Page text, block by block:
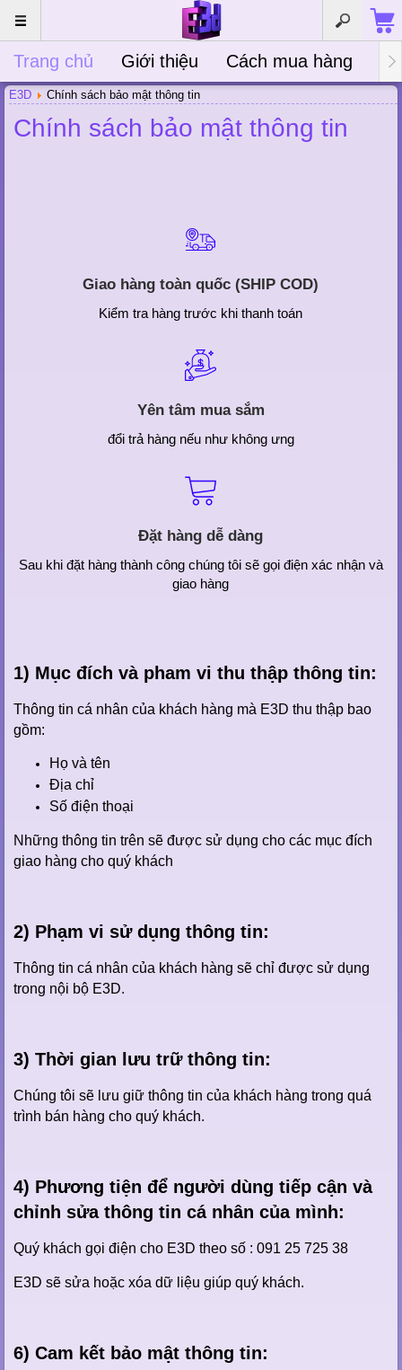
Trang chủ Giới thiệu Cách mua hàng
E3D Chính sách bảo mật thông tin
Chính sách bảo mật thông tin
Giao hàng toàn quốc (SHIP COD)
Kiểm tra hàng trước khi thanh toán
Yên tâm mua sắm
đổi trả hàng nếu như không ưng
Đặt hàng dễ dàng
Sau khi đặt hàng thành công chúng tôi sẽ gọi điện xác nhận và
giao hàng
1) Mục đích và pham vi thu thập thông tin:
Thông tin cá nhân của khách hàng mà E3D thu thập bao
gồm:
Họ và tên
Địa chỉ
Số điện thoại
Những thông tin trên sẽ được sử dụng cho các mục đích
giao hàng cho quý khách
2) Phạm vi sử dụng thông tin:
Thông tin cá nhân của khách hàng sẽ chỉ được sử dụng
trong nội bộ E3D.
3) Thời gian lưu trữ thông tin:
Chúng tôi sẽ lưu giữ thông tin của khách hàng trong quá
trình bán hàng cho quý khách.
4) Phương tiện để người dùng tiếp cận và
chỉnh sửa thông tin cá nhân của mình:
Quý khách gọi điện cho E3D theo số : 091 25 725 38
E3D sẽ sửa hoặc xóa dữ liệu giúp quý khách.
6) Cam kết bảo mật thông tin: